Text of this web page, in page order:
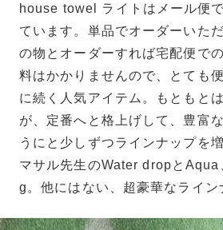
house towel ライトはメール便
ています。単品でオーダーいた
の物とオーダーすれば宅配便で
料はかかりませんので、とても
に続く人気アイテム。もともと
が、定番へと格上げして、豊富
うにと少しずつラインナップを
マサル先生のWater dropと
g。他にはない、超豪華なライン